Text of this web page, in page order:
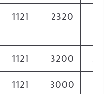
1121 2320
1121 3200
1121 3000